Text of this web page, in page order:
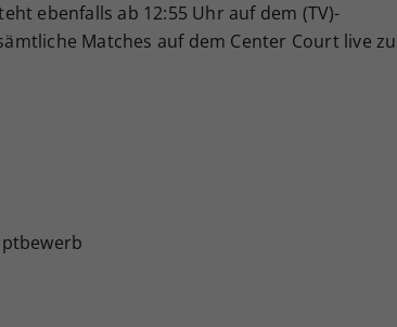
ebenfalls ab 12:55 Uhr auf dem (TV)-
Matches auf dem Center Court live zu